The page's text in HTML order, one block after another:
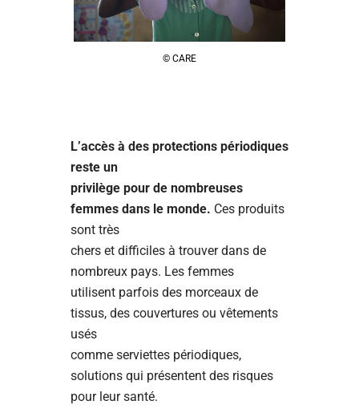
© CARE
L’accès à des protections périodiques
reste un
privilège pour de nombreuses
femmes dans le monde. Ces produits
sont très
chers et difficiles à trouver dans de
nombreux pays. Les femmes
utilisent parfois des morceaux de
tissus, des couvertures ou vêtements
usés
comme serviettes périodiques,
solutions qui présentent des risques
pour leur santé.